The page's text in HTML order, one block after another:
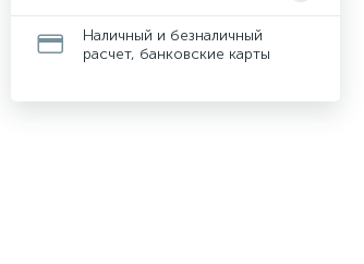
Наличный и безналичный
расчет, банковские карты